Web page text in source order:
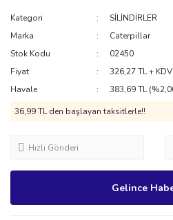
Kategori
SİLİNDİRLER
Marka
Caterpillar
Stok Kodu
02450
Fiyat
326,27 TL + KDV
Havale
383,69 TL
36,99 TL den başlayan taksitlerle!!
Hızlı Gönderi
Gelince